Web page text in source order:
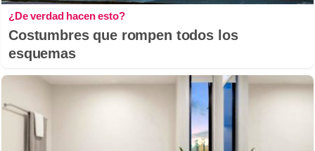
¿De verdad hacen esto?
Costumbres que rompen todos los
esquemas